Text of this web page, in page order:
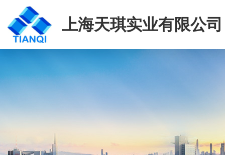
上海天琪实业有限公司